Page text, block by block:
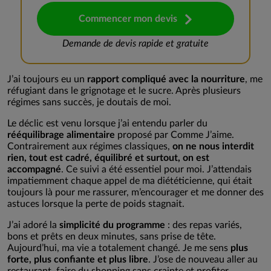
Commencer mon devis
Demande de devis rapide et gratuite
J’ai toujours eu un rapport compliqué avec la nourriture, me
réfugiant dans le grignotage et le sucre. Après plusieurs
régimes sans succès, je doutais de moi.
Le déclic est venu lorsque j’ai entendu parler du
rééquilibrage alimentaire proposé par Comme J’aime.
Contrairement aux régimes classiques, on ne nous interdit
rien, tout est cadré, équilibré et surtout, on est
accompagné. Ce suivi a été essentiel pour moi. J’attendais
impatiemment chaque appel de ma diététicienne, qui était
toujours là pour me rassurer, m’encourager et me donner des
astuces lorsque la perte de poids stagnait.
J’ai adoré la simplicité du programme : des repas variés,
bons et prêts en deux minutes, sans prise de tête.
Aujourd’hui, ma vie a totalement changé. Je me sens plus
forte, plus confiante et plus libre. J’ose de nouveau aller au